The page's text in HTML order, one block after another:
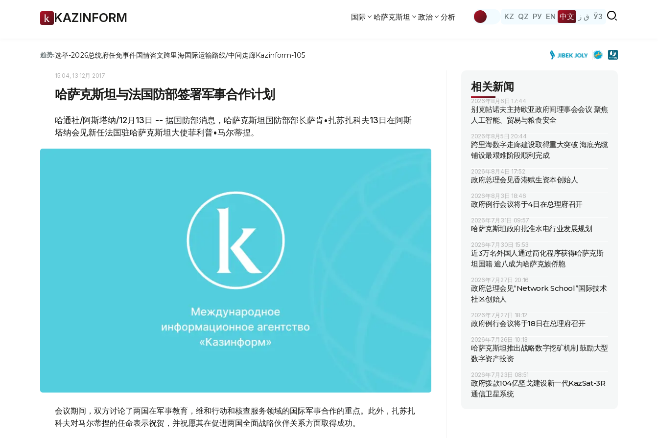
KAZINFORM 国际 哈萨克斯坦 政治 分析 KZ QZ РУ EN 中文 ق ز ЎЗ
趋势:选举-2026总统府任免事件国情咨文跨里海国际运输路线/中间走廊Kazinform-105
15:04, 13 12月 2017
哈萨克斯坦与法国防部签署军事合作计划
哈通社/阿斯塔纳/12月13日 -- 据国防部消息，哈萨克斯坦国防部部长萨肯•扎苏扎科夫13日在阿斯
塔纳会见新任法国驻哈萨克斯坦大使菲利普•马尔蒂捏。
会议期间，双方讨论了两国在军事教育，维和行动和核查服务领域的国际军事合作的重点。此外，扎苏扎
科夫对马尔蒂捏的任命表示祝贺，并祝愿其在促进两国全面战略伙伴关系方面取得成功。
相关新闻
2026年8月6日 17:44
别克帖诺夫主持欧亚政府间理事会会议 聚焦
人工智能、贸易与粮食安全
2026年8月5日 20:44
跨里海数字走廊建设取得重大突破 海底光缆
铺设最艰难阶段顺利完成
2026年8月4日 17:52
政府总理会见香港赋生资本创始人
2026年8月3日 18:46
政府例行会议将于4日在总理府召开
2026年7月31日 09:57
哈萨克斯坦政府批准水电行业发展规划
2026年7月30日 15:53
近3万名外国人通过简化程序获得哈萨克斯
坦国籍 逾八成为哈萨克族侨胞
2026年7月27日 20:16
政府总理会见“Network School”国际技术
社区创始人
2026年7月27日 18:12
政府例行会议将于18日在总理府召开
2026年7月26日 10:13
哈萨克斯坦推出战略数字挖矿机制 鼓励大型
数字资产投资
2026年7月23日 08:51
政府拨款104亿坚戈建设新一代KazSat-3R
通信卫星系统